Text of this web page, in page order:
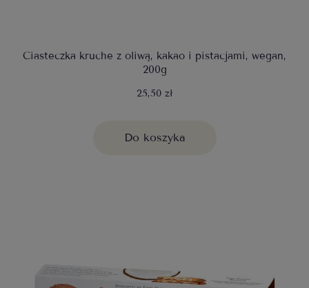
Ciasteczka kruche z oliwą, kakao i pistacjami, wegan,
200g
25,50 zł
Do koszyka